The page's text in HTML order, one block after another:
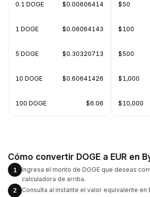
0.1 DOGE $0.00606414
1 DOGE $0.06064143
5 DOGE $0.30320713
10 DOGE $0.60641426
100 DOGE $6.06
$50
$100
$500
$1,000
$10,000
Cómo convertir DOGE a EUR en
1
Ingresa el monto de DOGE que deseas
calculadora de arriba.
2
Consulta al instante el valor equivalente en